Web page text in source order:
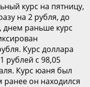
курс на пятницу,
на 2 рубля, до
днем раньше курс
Курс доллара
рублей с 98,05
Курс юаня был
он находился